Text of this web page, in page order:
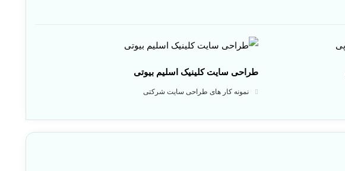
طراحی سایت کلینیک اسلیم بیوتی
نمونه کار های طراحی سایت شرکتی